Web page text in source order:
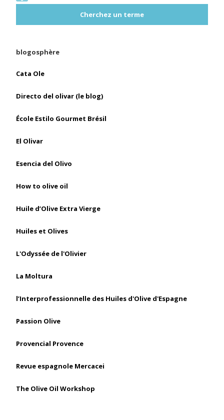
Cherchez un terme
blogosphère
Cata Ole
Directo del olivar (le blog)
École Estilo Gourmet Brésil
El Olivar
Esencia del Olivo
How to olive oil
Huile d’Olive Extra Vierge
Huiles et Olives
L'Odyssée de l'Olivier
La Moltura
l’Interprofessionnelle des Huiles d'Olive d'Espagne
Passion Olive
Provencial Provence
Revue espagnole Mercacei
The Olive Oil Workshop